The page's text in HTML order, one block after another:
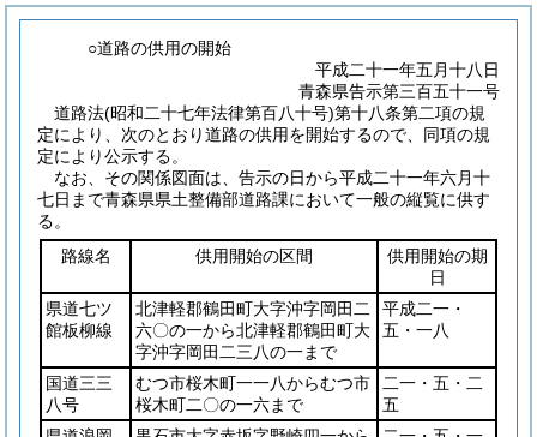
○道路の供用の開始
平成二十一年五月十八日
青森県告示第三百五十一号
道路法(昭和二十七年法律第百八十号)第十八条第二項の規
定により、次のとおり道路の供用を開始するので、同項の規
定により公示する。
なお、その関係図面は、告示の日から平成二十一年六月十
七日まで青森県県土整備部道路課において一般の縦覧に供す
る。
路線名
供用開始の区間
供用開始の期
日
県道七ツ
館板柳線
北津軽郡鶴田町大字沖字岡田二
六〇の一から北津軽郡鶴田町大
字沖字岡田二三八の一まで
平成二一・
五・一八
国道三三
八号
むつ市桜木町一一八からむつ市
桜木町二〇の一六まで
二一・五・二
五